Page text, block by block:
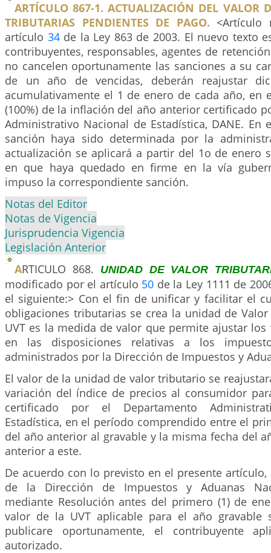
ARTÍCULO 867-1. ACTUALIZACIÓN DEL VALOR
TRIBUTARIAS PENDIENTES DE PAGO. <Artículo
artículo 34de la Ley 863 de 2003. El nuevo texto
contribuyentes, responsables, agentes de
no cancelen oportunamente las sanciones a su
de un año de vencidas, deberán reajustar
acumulativamente el 1 de enero de cada año, en
(100%) de la inflación del año anterior certificado
Administrativo Nacional de Estadística, DANE. En
sanción haya sido determinada por la
actualización se aplicará a partir del 1o de enero
en que haya quedado en firme en la vía
impuso la correspondiente sanción.
Notas del Editor
Notas de Vigencia
Jurisprudencia Vigencia
Legislación Anterior
ARTICULO 868. UNIDAD DE VALOR
modificado por el artículo 50 de la Ley 1111 de
el siguiente:> Con el fin de unificar y facilitar el
obligaciones tributarias se crea la unidad de Valor
UVT es la medida de valor que permite ajustar
en las disposiciones relativas a los
administrados por la Dirección de Impuestos y
El valor de la unidad de valor tributario se
variación del índice de precios al consumidor
certificado por el Departamento
Estadística, en el período comprendido entre el
del año anterior al gravable y la misma fecha del
anterior a este.
De acuerdo con lo previsto en el presente
de la Dirección de Impuestos y Aduanas
mediante Resolución antes del primero (1) de
valor de la UVT aplicable para el año gravable
publicare oportunamente, el contribuyente
autorizado.